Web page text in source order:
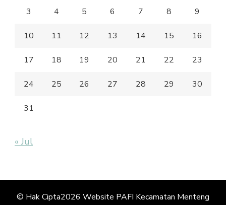
3 4 5 6 7 8 9
10 11 12 13 14 15 16
17 18 19 20 21 22 23
24 25 26 27 28 29 30
31
« Jul
© Hak Cipta2026 Website PAFI Kecamatan Menteng